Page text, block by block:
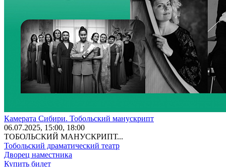
Камерата Сибири. Тобольский манускрипт
06.07.2025, 15:00, 18:00
ТОБОЛЬСКИЙ МАНУСКРИПТ...
Тобольский драматический театр
Дворец наместника
Купить билет